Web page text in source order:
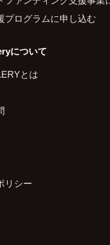
プログラムに申し込む
について
とは
リシー